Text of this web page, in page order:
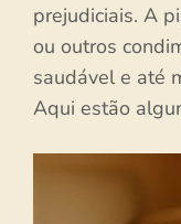
prejudiciais. A
ou outros
saudável e até
Aqui estão